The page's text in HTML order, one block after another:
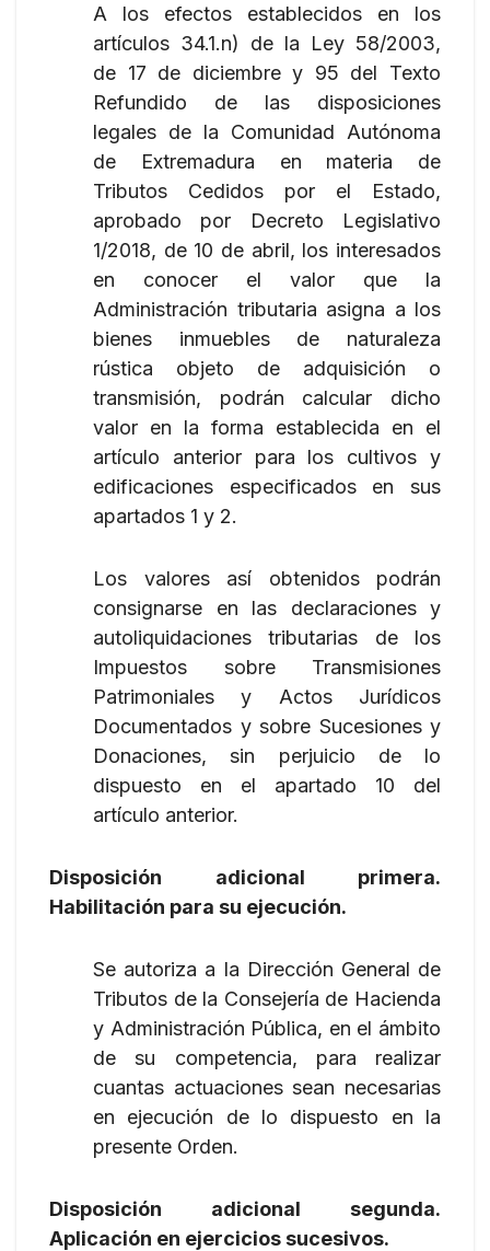
A los efectos establecidos en los
artículos 34.1.n) de la Ley 58/2003,
de 17 de diciembre y 95 del Texto
Refundido de las disposiciones
legales de la Comunidad Autónoma
de Extremadura en materia de
Tributos Cedidos por el Estado,
aprobado por Decreto Legislativo
1/2018, de 10 de abril, los interesados
en conocer el valor que la
Administración tributaria asigna a los
bienes inmuebles de naturaleza
rústica objeto de adquisición o
transmisión, podrán calcular dicho
valor en la forma establecida en el
artículo anterior para los cultivos y
edificaciones especificados en sus
apartados 1 y 2.
Los valores así obtenidos podrán
consignarse en las declaraciones y
autoliquidaciones tributarias de los
Impuestos sobre Transmisiones
Patrimoniales y Actos Jurídicos
Documentados y sobre Sucesiones y
Donaciones, sin perjuicio de lo
dispuesto en el apartado 10 del
artículo anterior.
Disposición adicional primera.
Habilitación para su ejecución.
Se autoriza a la Dirección General de
Tributos de la Consejería de Hacienda
y Administración Pública, en el ámbito
de su competencia, para realizar
cuantas actuaciones sean necesarias
en ejecución de lo dispuesto en la
presente Orden.
Disposición adicional segunda.
Aplicación en ejercicios sucesivos.